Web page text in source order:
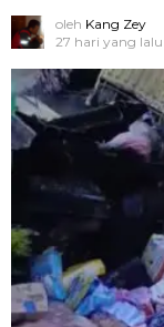
oleh Kang Zey
27 hari yang lalu